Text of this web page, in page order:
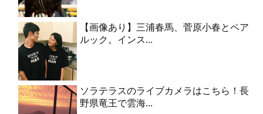
【画像あり】三浦春馬、菅原小春とペア
ルック。インス...
ソラテラスのライブカメラはこちら！長
野県竜王で雲海...